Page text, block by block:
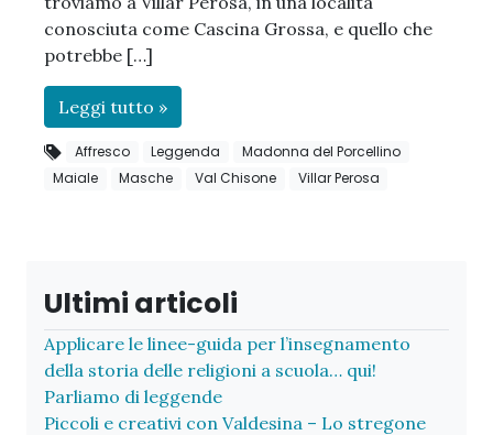
conosciuta come Cascina Grossa, e quello che
potrebbe […]
Leggi tutto »
Affresco Leggenda
Madonna del Porcellino
Maiale
Masche Val Chisone Villar Perosa
Ultimi articoli
Applicare le linee-guida per l’insegnamento
della storia delle religioni a scuola… qui!
Parliamo di leggende
Piccoli e creativi con Valdesina – Lo stregone